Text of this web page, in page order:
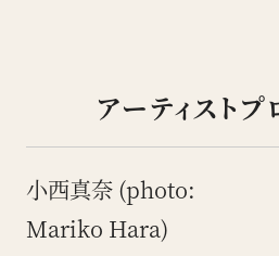
アーティストプ
小西真奈 (photo:
Mariko Hara)